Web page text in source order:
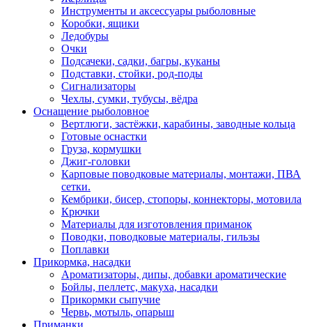
Инструменты и аксессуары рыболовные
Коробки, ящики
Ледобуры
Очки
Подсачеки, садки, багры, куканы
Подставки, стойки, род-поды
Сигнализаторы
Чехлы, сумки, тубусы, вёдра
Оснащение рыболовное
Вертлюги, застёжки, карабины, заводные кольца
Готовые оснастки
Груза, кормушки
Джиг-головки
Карповые поводковые материалы, монтажи, ПВА
сетки.
Кембрики, бисер, стопоры, коннекторы, мотовила
Крючки
Материалы для изготовления приманок
Поводки, поводковые материалы, гильзы
Поплавки
Прикормка, насадки
Ароматизаторы, дипы, добавки ароматические
Бойлы, пеллетс, макуха, насадки
Прикормки сыпучие
Червь, мотыль, опарыш
Приманки